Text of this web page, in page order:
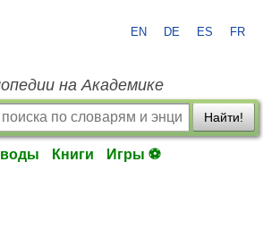
EN DE ES FR
на Академике
Найти!
Книги Игры ⚽